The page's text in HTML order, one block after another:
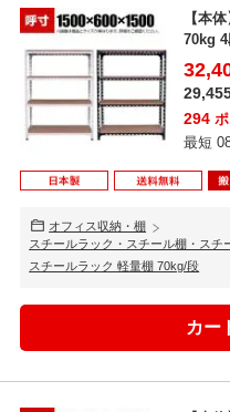
【本
70kg
294
最短
オフィス収納・棚
スチールラック・スチール棚・スチ
スチールラック 軽量棚 70kg/段